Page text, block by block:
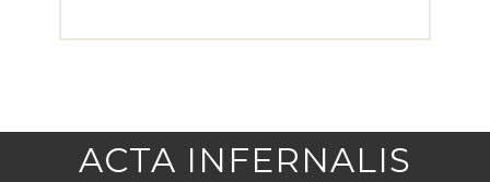
ACTA INFERNALIS